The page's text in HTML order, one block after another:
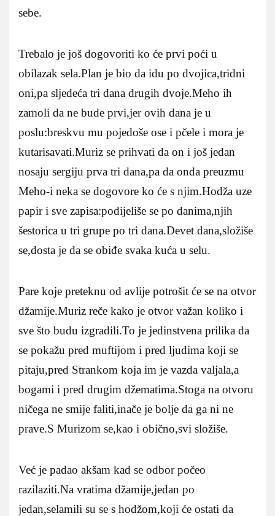
sebe.
Trebalo je još dogovoriti ko će prvi poći u
obilazak sela.Plan je bio da idu po dvojica,tridni
oni,pa sljedeća tri dana drugih dvoje.Meho ih
zamoli da ne bude prvi,jer ovih dana je u
poslu:breskvu mu pojedoše ose i pčele i mora je
kutarisavati.Muriz se prihvati da on i još jedan
nosaju sergiju prva tri dana,pa da onda preuzmu
Meho-i neka se dogovore ko će s njim.Hodža uze
papir i sve zapisa:podijeliše se po danima,njih
šestorica u tri grupe po tri dana.Devet dana,složiše
se,dosta je da se obiđe svaka kuća u selu.
Pare koje preteknu od avlije potrošit će se na otvor
džamije.Muriz reče kako je otvor važan koliko i
sve što budu izgradili.To je jedinstvena prilika da
se pokažu pred muftijom i pred ljudima koji se
pitaju,pred Strankom koja im je vazda valjala,a
bogami i pred drugim džematima.Stoga na otvoru
ničega ne smije faliti,inače je bolje da ga ni ne
prave.S Murizom se,kao i obično,svi složiše.
Već je padao akšam kad se odbor počeo
razilaziti.Na vratima džamije,jedan po
jedan,selamili su se s hodžom,koji će ostati da